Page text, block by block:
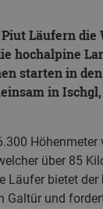
Läufern
hochalpine
starten in
in
Höhenmeter
über 85
Läufer bietet der
Galtür und